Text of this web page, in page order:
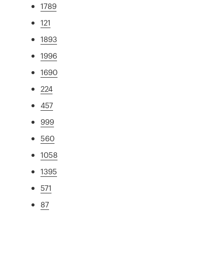
1789
121
1893
1996
1690
224
457
999
560
1058
1395
571
87